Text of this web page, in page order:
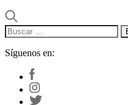
Buscar:
Síguenos en: